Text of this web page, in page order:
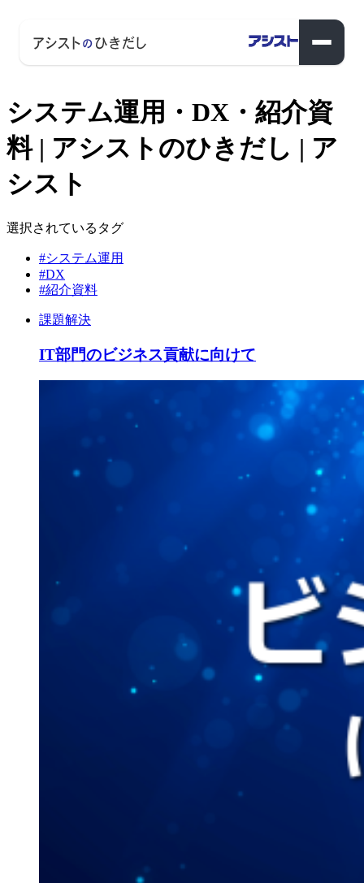
システム運用・DX・紹介資
料 | アシストのひきだし | ア
シスト
選択されているタグ
#システム運用
#DX
#紹介資料
課題解決
IT部門のビジネス貢献に向けて